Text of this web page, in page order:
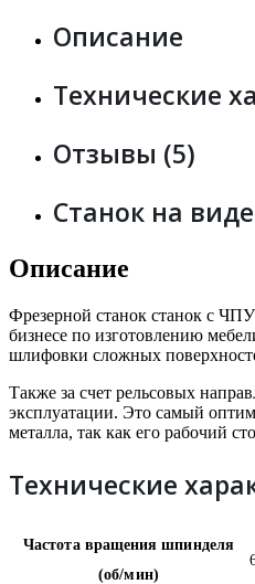
Описание
Технические
Отзывы (5)
Станок на
Описание
Фрезерной станок станок с
бизнесе по изготовлению
шлифовки сложных
Также за счет рельсовых
эксплуатации. Это самый
металла, так как его рабочий
Технические
Частота вращения шпинделя
(об/мин)